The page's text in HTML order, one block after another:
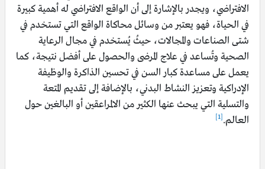
الافتراضي، ويجدر بالإشارة إلى أن الواقع الافتراضي له أهمية كبيرة
في الحياة، فهو يعتبر من وسائل محاكاة الواقع التي تستخدم في
شتى الصناعات والمجالات، حيثُ يُستخدم في مجال الرعاية
الصحية وتُساعد في علاج المرضى والحصول على أفضل نتيجة، كما
يعمل على مساعدة كبار السن في تحسين الذاكرة والوظيفة
الإدراكية وتعزيز النشاط البدني، بالإضافة إلى تقديم المتعة
والتسلية التي يبحث عنها الكثير من الالمراعقين أو البالغين حول
العالم.[1]